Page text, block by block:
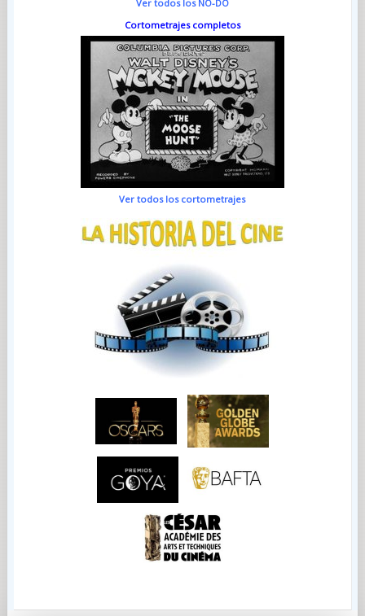
Ver todos los NO-DO
Cortometrajes completos
Ver todos los cortometrajes